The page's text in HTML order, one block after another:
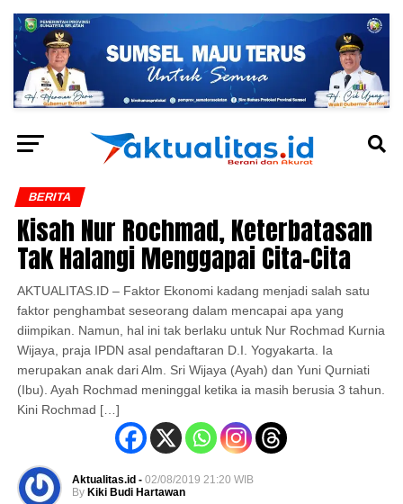
BERITA
Kisah Nur Rochmad, Keterbatasan
Tak Halangi Menggapai Cita-Cita
AKTUALITAS.ID – Faktor Ekonomi kadang menjadi salah satu
faktor penghambat seseorang dalam mencapai apa yang
diimpikan. Namun, hal ini tak berlaku untuk Nur Rochmad Kurnia
Wijaya, praja IPDN asal pendaftaran D.I. Yogyakarta. Ia
merupakan anak dari Alm. Sri Wijaya (Ayah) dan Yuni Qurniati
(Ibu). Ayah Rochmad meninggal ketika ia masih berusia 3 tahun.
Kini Rochmad […]
Aktualitas.id - 02/08/2019 21:20 WIB
By Kiki Budi Hartawan